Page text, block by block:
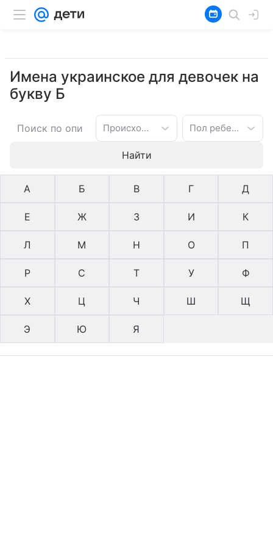
Имена украинское для девочек на
букву Б
Происхождение имени Пол ребенка
Найти
А Б В Г Д
Е Ж З И К
Л М Н О П
Р С Т У Ф
Х Ц Ч Ш Щ
Э Ю Я